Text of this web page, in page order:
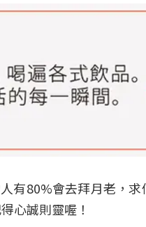
有80%會去拜月老，求
心誠則靈喔！